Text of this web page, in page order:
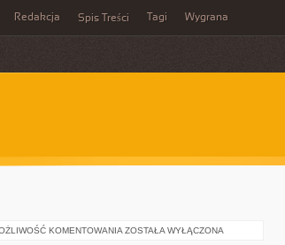
Redakcja Spis Treści Tagi Wygrana
KOMENTOWANIA PUSTYNIE
ZOSTAŁA WYŁĄCZONA